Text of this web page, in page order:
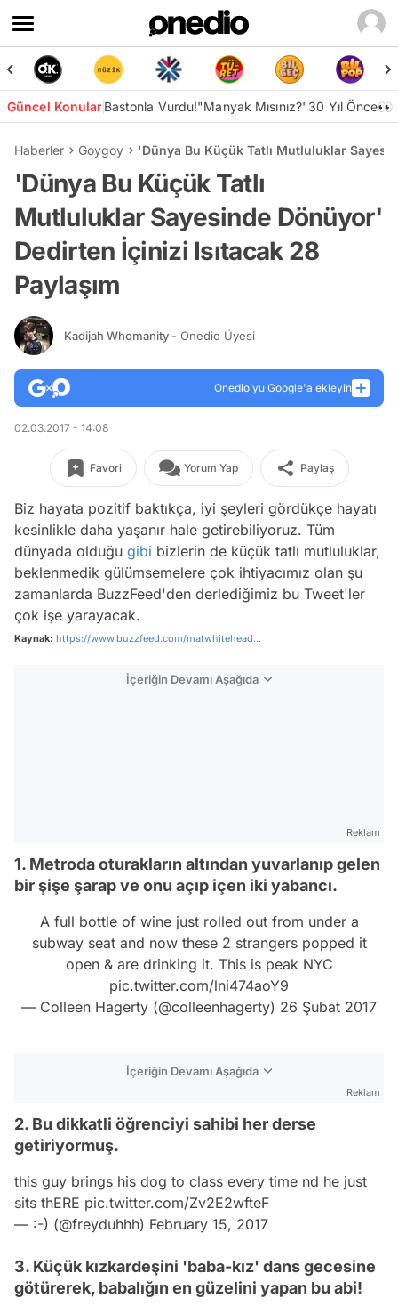
Güncel KonularBastonla Vurdu!"Manyak Mısınız?"30 Yıl Önce👀
Haberler Goygoy 'Dünya Bu Küçük Tatlı Mutluluklar
'Dünya Bu Küçük Tatlı
Mutluluklar Sayesinde Dönüyor'
Dedirten İçinizi Isıtacak 28
Paylaşım
Kadijah Whomanity - Onedio Üyesi
Onedio’yu Google'a ekleyin
02.03.2017 - 14:08
Favori Yorum Yap Paylaş
Biz hayata pozitif baktıkça, iyi şeyleri gördükçe hayatı
kesinlikle daha yaşanır hale getirebiliyoruz. Tüm
dünyada olduğu gibi bizlerin de küçük tatlı mutluluklar,
beklenmedik gülümsemelere çok ihtiyacımız olan şu
zamanlarda BuzzFeed'den derlediğimiz bu Tweet'ler
çok işe yarayacak.
Kaynak: https://www.buzzfeed.com/matwhitehead...
İçeriğin Devamı Aşağıda
Reklam
1. Metroda oturakların altından yuvarlanıp gelen
bir şişe şarap ve onu açıp içen iki yabancı.
A full bottle of wine just rolled out from under a
subway seat and now these 2 strangers popped it
open & are drinking it. This is peak NYC
pic.twitter.com/lni474aoY9
— Colleen Hagerty (@colleenhagerty) 26 Şubat 2017
İçeriğin Devamı Aşağıda
Reklam
2. Bu dikkatli öğrenciyi sahibi her derse
getiriyormuş.
this guy brings his dog to class every time nd he just
sits thERE pic.twitter.com/Zv2E2wfteF
— :-) (@freyduhhh) February 15, 2017
3. Küçük kızkardeşini 'baba-kız' dans gecesine
götürerek, babalığın en güzelini yapan bu abi!